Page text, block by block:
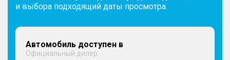
и выбора подходящий даты просмотра.
Автомобиль доступен в
Официальный дилер